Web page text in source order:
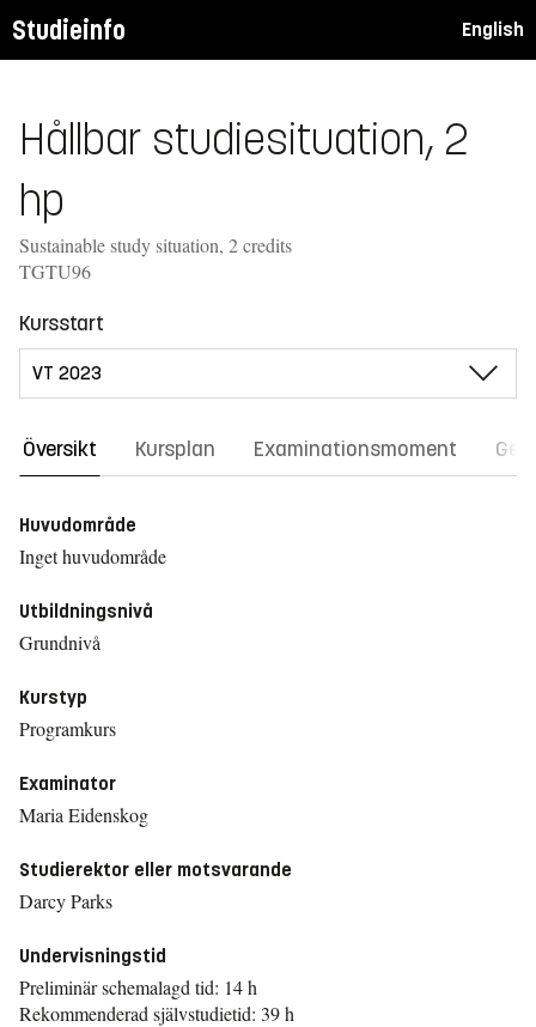
Studieinfo English
Hållbar studiesituation, 2
hp
Sustainable study situation, 2 credits
TGTU96
Kursstart
Översikt Kursplan Examinationsmoment
Huvudområde
Inget huvudområde
Utbildningsnivå
Grundnivå
Kurstyp
Programkurs
Examinator
Maria Eidenskog
Studierektor eller motsvarande
Darcy Parks
Undervisningstid
Preliminär schemalagd tid: 14 h
Rekommenderad självstudietid: 39 h